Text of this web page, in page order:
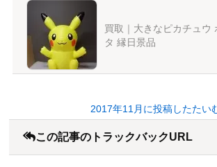
買取｜大きなピカチュウ
タ 縁日景品
2017年11月に投稿したたい
この記事のトラックバックURL